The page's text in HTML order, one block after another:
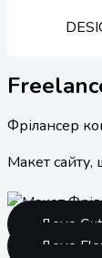
Фрілансер
Макет сайту,
Демо
Демо